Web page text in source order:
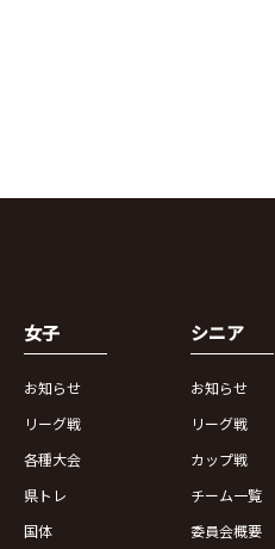
女子
お知らせ
リーグ戦
各種大会
県トレ
国体
シニア
お知らせ
リーグ戦
カップ戦
チーム一覧
委員会概要